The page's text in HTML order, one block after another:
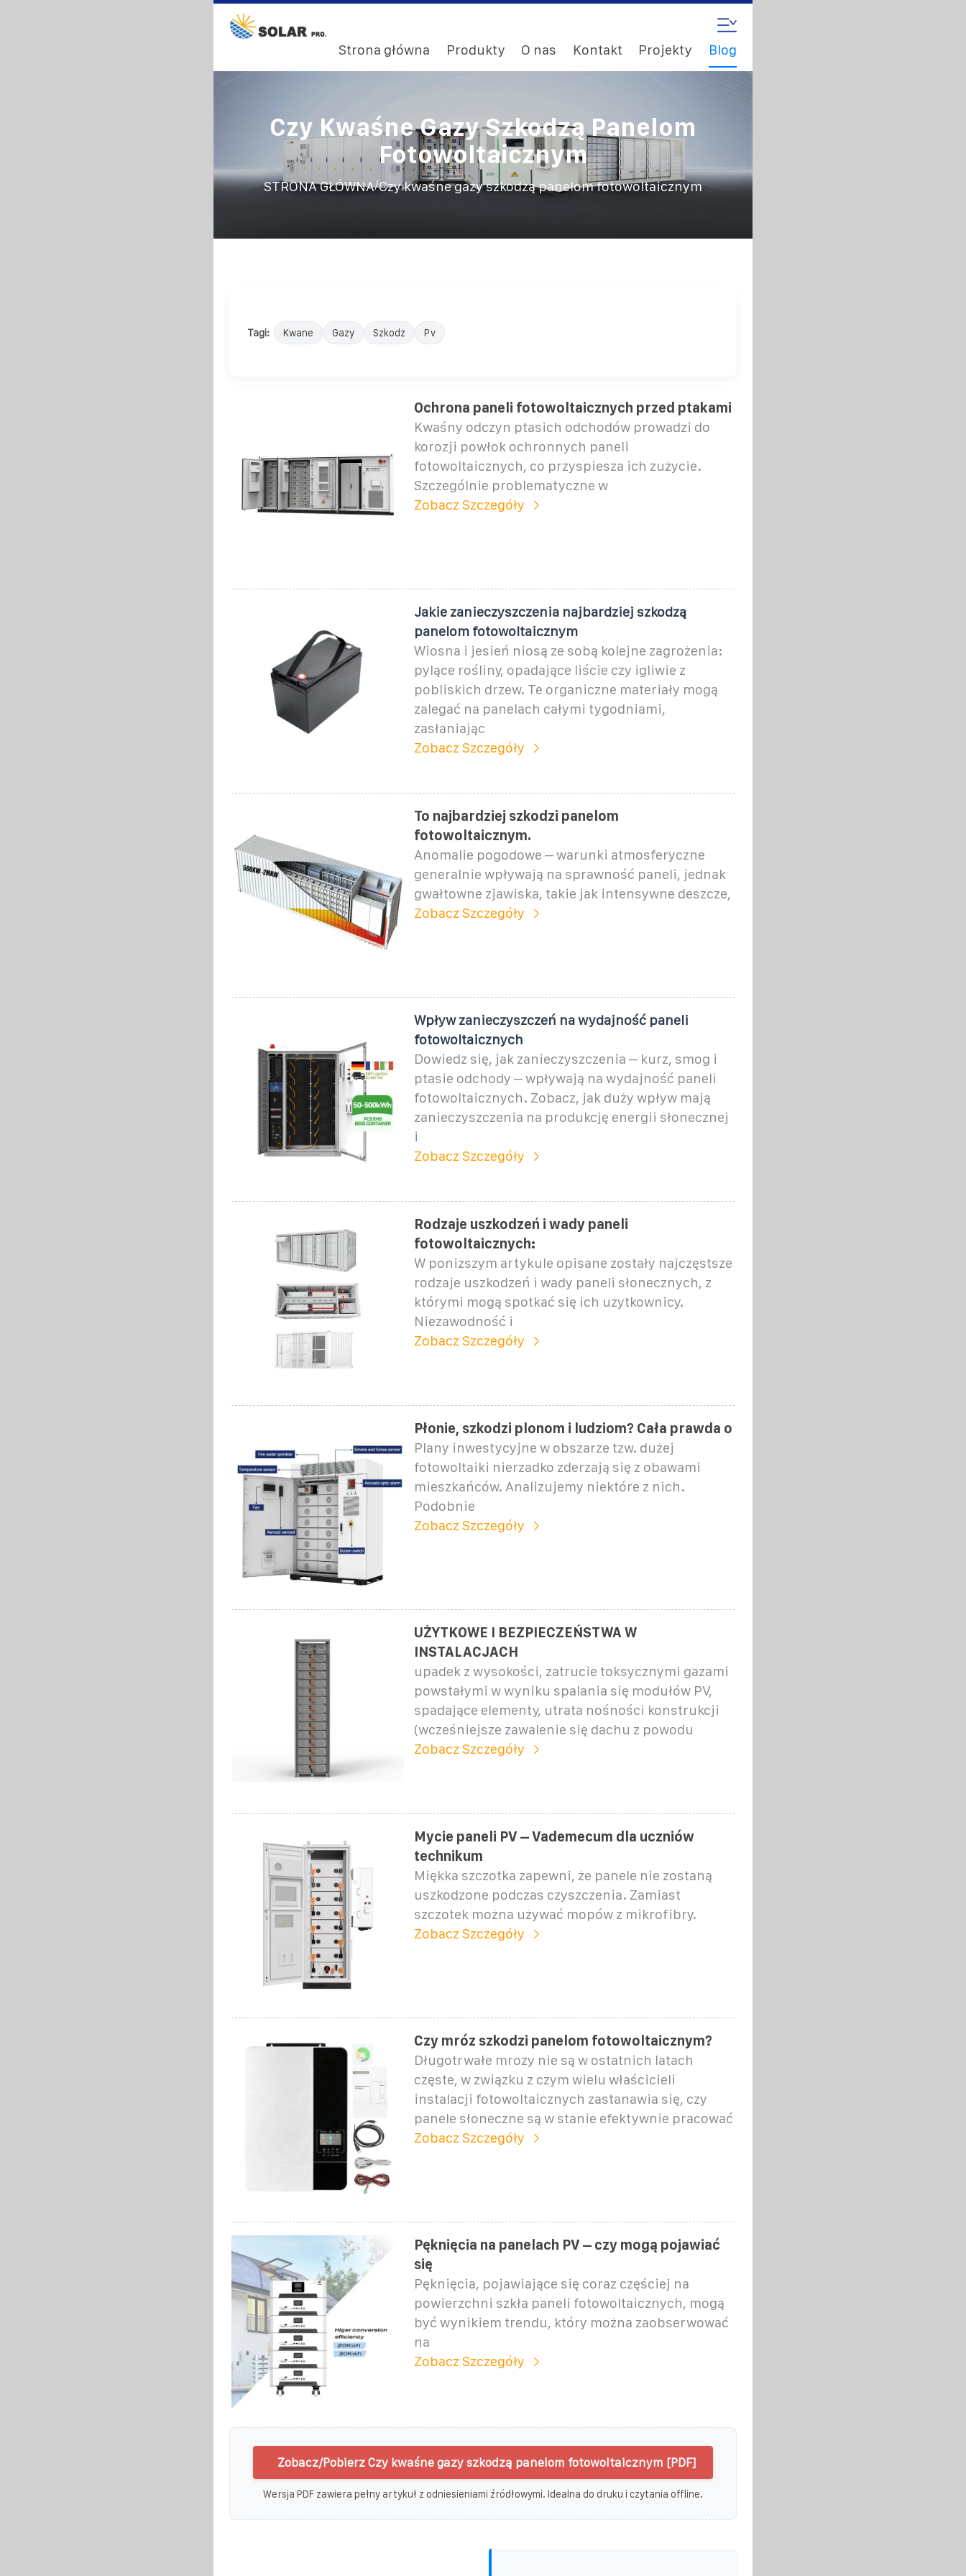
Strona główna Produkty O nas Kontakt Projekty Blog
Czy Kwaśne Gazy Szkodzą Panelom
Fotowoltaicznym
STRONA GŁÓWNA/Czy kwaśne gazy szkodzą panelom fotowoltaicznym
Tagi: Kwane Gazy Szkodz Pv
Ochrona paneli fotowoltaicznych przed ptakami
Kwaśny odczyn ptasich odchodów prowadzi do
korozji powłok ochronnych paneli
fotowoltaicznych, co przyspiesza ich zużycie.
Szczególnie problematyczne w
Zobacz Szczegóły
Jakie zanieczyszczenia najbardziej szkodzą
panelom fotowoltaicznym
Wiosna i jesień niosą ze sobą kolejne zagrożenia:
pylące rośliny, opadające liście czy igliwie z
pobliskich drzew. Te organiczne materiały mogą
zalegać na panelach całymi tygodniami,
zasłaniając
Zobacz Szczegóły
To najbardziej szkodzi panelom
fotowoltaicznym.
Anomalie pogodowe – warunki atmosferyczne
generalnie wpływają na sprawność paneli, jednak
gwałtowne zjawiska, takie jak intensywne deszcze,
Zobacz Szczegóły
Wpływ zanieczyszczeń na wydajność paneli
fotowoltaicznych
Dowiedz się, jak zanieczyszczenia – kurz, smog i
ptasie odchody – wpływają na wydajność paneli
fotowoltaicznych. Zobacz, jak duży wpływ mają
zanieczyszczenia na produkcję energii słonecznej
i
Zobacz Szczegóły
Rodzaje uszkodzeń i wady paneli
fotowoltaicznych:
W poniższym artykule opisane zostały najczęstsze
rodzaje uszkodzeń i wady paneli słonecznych, z
którymi mogą spotkać się ich użytkownicy.
Niezawodność i
Zobacz Szczegóły
Płonie, szkodzi plonom i ludziom? Cała prawda o
Plany inwestycyjne w obszarze tzw. dużej
fotowoltaiki nierzadko zderzają się z obawami
mieszkańców. Analizujemy niektóre z nich.
Podobnie
Zobacz Szczegóły
UŻYTKOWE I BEZPIECZEŃSTWA W
INSTALACJACH
upadek z wysokości, zatrucie toksycznymi gazami
powstałymi w wyniku spalania się modułów PV,
spadające elementy, utrata nośności konstrukcji
(wcześniejsze zawalenie się dachu z powodu
Zobacz Szczegóły
Mycie paneli PV – Vademecum dla uczniów
technikum
Miękka szczotka zapewni, że panele nie zostaną
uszkodzone podczas czyszczenia. Zamiast
szczotek można używać mopów z mikrofibry.
Zobacz Szczegóły
Czy mróz szkodzi panelom fotowoltaicznym?
Długotrwałe mrozy nie są w ostatnich latach
częste, w związku z czym wielu właścicieli
instalacji fotowoltaicznych zastanawia się, czy
panele słoneczne są w stanie efektywnie pracować
Zobacz Szczegóły
Pęknięcia na panelach PV – czy mogą pojawiać
się
Pęknięcia, pojawiające się coraz częściej na
powierzchni szkła paneli fotowoltaicznych, mogą
być wynikiem trendu, który można zaobserwować
na
Zobacz Szczegóły
Zobacz/Pobierz Czy kwaśne gazy szkodzą panelom fotowoltaicznym [PDF]
Wersja PDF zawiera pełny artykuł z odniesieniami źródłowymi. Idealna do druku i czytania offline.